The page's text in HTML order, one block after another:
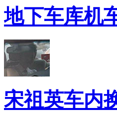
地下车库机
宋祖英车内